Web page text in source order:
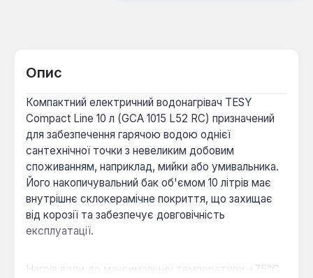
Опис
Компактний електричний водонагрівач TESY
Compact Line 10 л (GCA 1015 L52 RC) призначений
для забезпечення гарячою водою однієї
сантехнічної точки з невеликим добовим
споживанням, наприклад, мийки або умивальника.
Його накопичувальний бак об'ємом 10 літрів має
внутрішнє склокерамічне покриття, що захищає
від корозії та забезпечує довговічність
експлуатації.
Нагрів води до максимальної температури +75°C